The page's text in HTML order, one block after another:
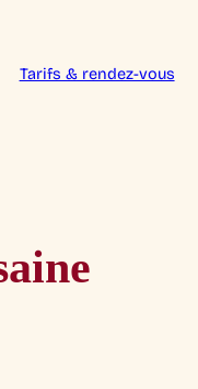
Tarifs & rendez-vous